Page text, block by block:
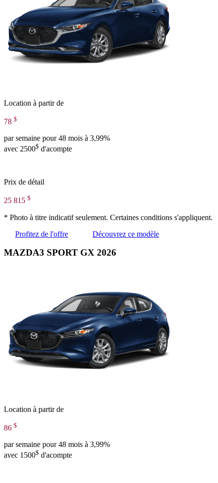
Location à partir de
78 $
par semaine pour 48 mois à 3,99%
avec 2500$ d'acompte
Prix de détail
25 815 $
* Photo à titre indicatif seulement. Certaines conditions s'appliquent.
Profitez de l'offre
Découvrez ce modèle
MAZDA3 SPORT GX 2026
Location à partir de
86 $
par semaine pour 48 mois à 3,99%
avec 1500$ d'acompte